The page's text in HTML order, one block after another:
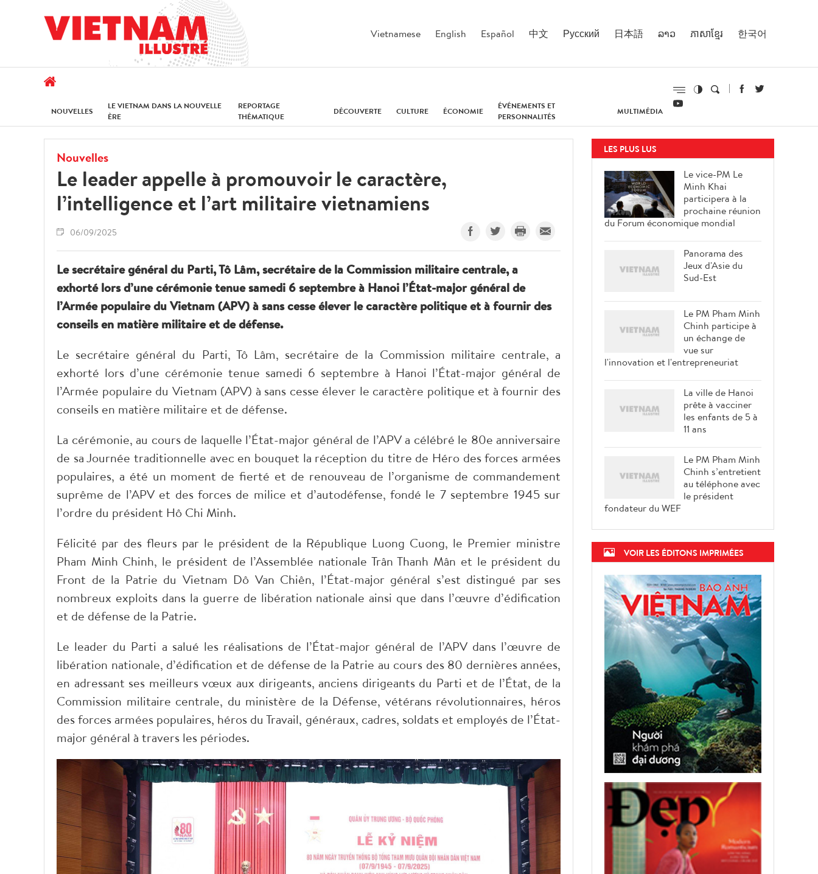
Vietnamese English Español 中文 Русский 日本語 ລາວ ភាសាខ្មែរ 한국어
NOUVELLES
LE VIETNAM DANS LA NOUVELLE
ÈRE
REPORTAGE
THÉMATIQUE
DÉCOUVERTE CULTURE ÉCONOMIE
ÉVÉNEMENTS ET
PERSONNALITÉS
MULTIMÉDIA
Nouvelles
Le leader appelle à promouvoir le caractère,
l’intelligence et l’art militaire vietnamiens
06/09/2025
Le secrétaire général du Parti, Tô Lâm, secrétaire de la Commission militaire centrale, a
exhorté lors d’une cérémonie tenue samedi 6 septembre à Hanoi l’État-major général de
l’Armée populaire du Vietnam (APV) à sans cesse élever le caractère politique et à fournir des
conseils en matière militaire et de défense.
Le secrétaire général du Parti, Tô Lâm, secrétaire de la Commission militaire centrale, a
exhorté lors d’une cérémonie tenue samedi 6 septembre à Hanoi l’État-major général de
l’Armée populaire du Vietnam (APV) à sans cesse élever le caractère politique et à fournir des
conseils en matière militaire et de défense.
La cérémonie, au cours de laquelle l’État-major général de l’APV a célébré le 80e anniversaire
de sa Journée traditionnelle avec en bouquet la réception du titre de Héro des forces armées
populaires, a été un moment de fierté et de renouveau de l’organisme de commandement
suprême de l’APV et des forces de milice et d’autodéfense, fondé le 7 septembre 1945 sur
l’ordre du président Hô Chi Minh.
Félicité par des fleurs par le président de la République Luong Cuong, le Premier ministre
Pham Minh Chinh, le président de l’Assemblée nationale Trân Thanh Mân et le président du
Front de la Patrie du Vietnam Dô Van Chiên, l’État-major général s’est distingué par ses
nombreux exploits dans la guerre de libération nationale ainsi que dans l’œuvre d’édification
et de défense de la Patrie.
Le leader du Parti a salué les réalisations de l’État-major général de l’APV dans l’œuvre de
libération nationale, d’édification et de défense de la Patrie au cours des 80 dernières années,
en adressant ses meilleurs vœux aux dirigeants, anciens dirigeants du Parti et de l’État, de la
Commission militaire centrale, du ministère de la Défense, vétérans révolutionnaires, héros
des forces armées populaires, héros du Travail, généraux, cadres, soldats et employés de l’État-
major général à travers les périodes.
LES PLUS LUS
Le vice-PM Le
Minh Khai
participera à la
prochaine réunion
du Forum économique mondial
Panorama des
Jeux d'Asie du
Sud-Est
Le PM Pham Minh
Chinh participe à
un échange de
vue sur
l'innovation et l'entrepreneuriat
La ville de Hanoi
prête à vacciner
les enfants de 5 à
11 ans
Le PM Pham Minh
Chinh s’entretient
au téléphone avec
le président
fondateur du WEF
VOIR LES ÉDITONS IMPRIMÉES